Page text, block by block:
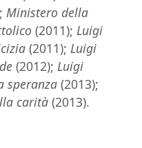
Ministero della
(2011); Luigi
(2011); Luigi
(2012); Luigi
speranza (2013);
carità (2013).